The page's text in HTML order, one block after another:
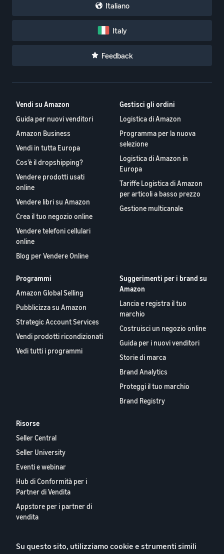
Italiano
Italy
Feedback
Vendi su Amazon
Guida per nuovi venditori
Amazon Business
Vendi in tutta Europa
Cos'è il dropshipping?
Vendere prodotti usati
online
Vendere libri su Amazon
Crea il tuo negozio online
Vendere telefoni cellulari
online
Blog per Vendere Online
Gestisci gli ordini
Logistica di Amazon
Programma per la nuova
selezione
Logistica di Amazon in
Europa
Tariffe Logistica di Amazon
per articoli a basso prezzo
Gestione multicanale
Programmi
Amazon Global Selling
Pubblicizza su Amazon
Strategic Account Services
Vendi prodotti ricondizionati
Vedi tutti i programmi
Suggerimenti per i brand su
Amazon
Lancia e registra il tuo
marchio
Costruisci un negozio online
Guida per i nuovi venditori
Storie di marca
Brand Analytics
Proteggi il tuo marchio
Brand Registry
Risorse
Seller Central
Seller University
Eventi e webinar
Hub di Conformità per i
Partner di Vendita
Appstore per i partner di
vendita
Partner Vendita Europei
Su questo sito, utilizziamo cookie e strumenti simili